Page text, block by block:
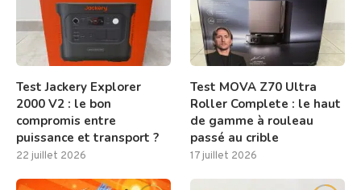
Test Jackery Explorer
2000 V2 : le bon
compromis entre
puissance et transport ?
22 juillet 2026
Test MOVA Z70 Ultra
Roller Complete : le haut
de gamme à rouleau
passé au crible
17 juillet 2026